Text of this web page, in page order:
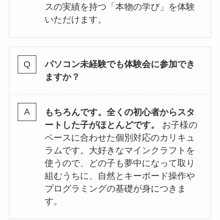
スの実績を持つ「本物の学び」を体験
いただけます。
パソコン未経験でも体験会に参加でき
ますか？
もちろんです。全くの初心者からスタ
ートした子がほとんどです。
お子様の
ペースに合わせた個別対応のカリキュ
ラムです。大好きなマインクラフトを
使うので、どの子も夢中になって取り
組むうちに、自然とキーボード操作や
プログラミングの基礎が身につきま
す。